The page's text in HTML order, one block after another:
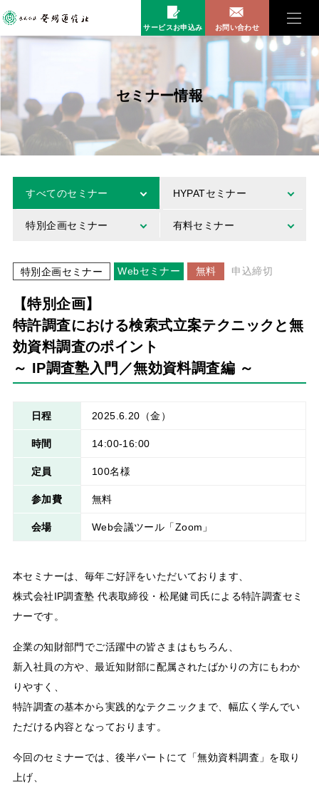
サービスお申込み お問い合わせ
セミナー情報
すべてのセミナー HYPATセミナー
特別企画セミナー 有料セミナー
特別企画セミナー Webセミナー 無料 申込締切
【特別企画】
特許調査における検索式立案テクニックと無
効資料調査のポイント
～ IP調査塾入門／無効資料調査編 ～
日程 2025.6.20 （金）
時間 14:00-16:00
定員 100名様
参加費 無料
会場 Web会議ツール「Zoom」
本セミナーは、毎年ご好評をいただいております、
株式会社IP調査塾 代表取締役・松尾健司氏による特許調査セミ
ナーです。
企業の知財部門でご活躍中の皆さまはもちろん、
新入社員の方や、最近知財部に配属されたばかりの方にもわか
りやすく、
特許調査の基本から実践的なテクニックまで、幅広く学んでい
ただける内容となっております。
今回のセミナーでは、後半パートにて「無効資料調査」を取り
上げ、